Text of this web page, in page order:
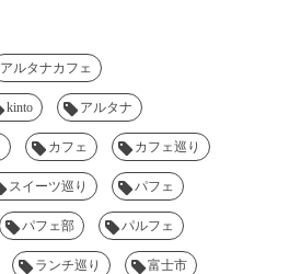
アルタナカフェ
kinto アルタナ
カフェ カフェ巡り
スイーツ巡り パフェ
パフェ部 パルフェ
ランチ巡り 富士市